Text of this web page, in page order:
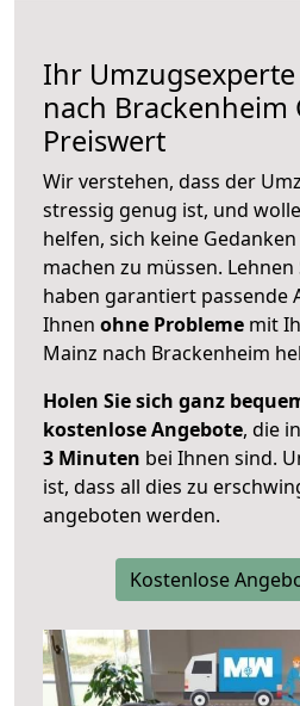
Ihr
nach Brackenheim
Preiswert
Wir verstehen, dass der
stressig genug ist, und
helfen, sich keine
machen zu müssen.
haben garantiert passende
Ihnen ohne Probleme mit
Mainz nach Brackenheim
Holen Sie sich ganz
kostenlose Angebote, die
3 Minuten bei Ihnen sind.
ist, dass all dies zu
angeboten werden.
Kostenlose